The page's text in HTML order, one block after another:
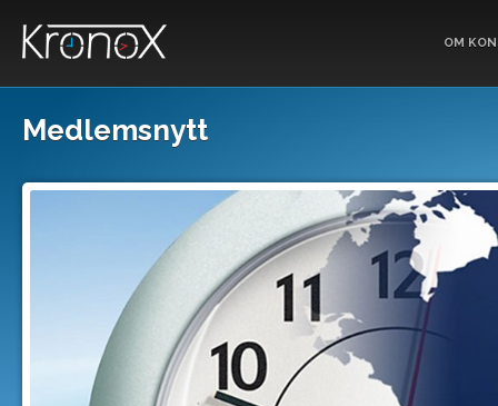
OM
Medlemsnytt